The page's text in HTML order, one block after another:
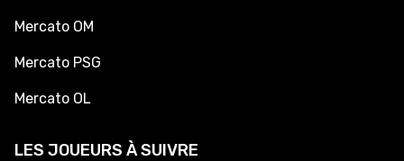
Mercato OM
Mercato PSG
Mercato OL
LES JOUEURS À SUIVRE